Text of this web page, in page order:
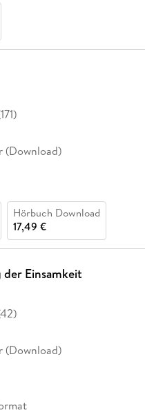
171)
(Download)
Hörbuch Download
17,49 €
Einsamkeit
42)
(Download)